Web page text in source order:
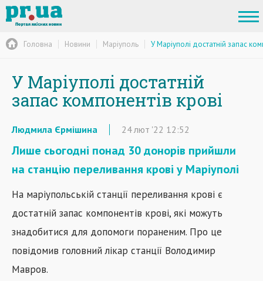
Головна Новини Маріуполь У Маріуполі достатній запас
У Маріуполі достатній
запас компонентів крові
Людмила Єрмішина 24лют '22 12:52
Лише сьогодні понад 30 донорів прийшли
на станцію переливання крові у Маріуполі
На маріупольській станції переливання крові є
достатній запас компонентів крові, які можуть
знадобитися для допомоги пораненим. Про це
повідомив головний лікар станції Володимир
Мавров.